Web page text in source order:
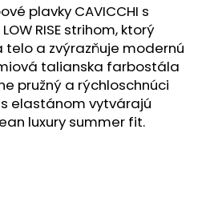
plavky CAVICCHI s
RISE strihom, ktorý
a zvýrazňuje modernú
talianska farbostála
pružný a rýchloschnúci
elastánom vytvárajú
luxury summer fit.